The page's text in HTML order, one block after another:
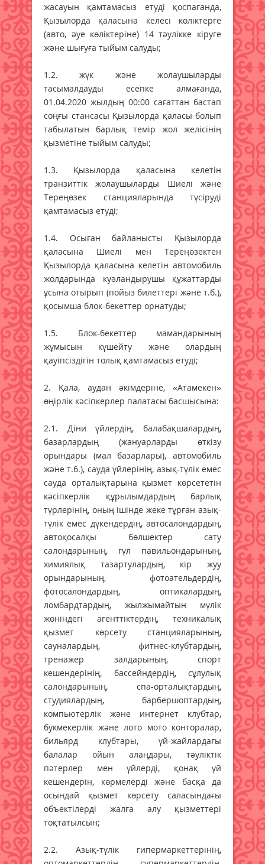
жасауын қамтамасыз етуді қоспағанда,
Қызылорда қаласына келесі көліктерге
(авто, әуе көліктеріне) 14 тәулікке кіруге
және шығуға тыйым салуды;
1.2. жүк және жолаушыларды
тасымалдауды есепке алмағанда,
01.04.2020 жылдың 00:00 сағаттан бастап
соңғы стансасы Қызылорда қаласы болып
табылатын барлық темір жол желісінің
қызметіне тыйым салуды;
1.3. Қызылорда қаласына келетін
транзиттік жолаушыларды Шиелі және
Тереңөзек станцияларында түсіруді
қамтамасыз етуді;
1.4. Осыған байланысты Қызылорда
қаласына Шиелі мен Тереңөзектен
Қызылорда қаласына келетін автомобиль
жолдарында куәландырушы құжаттарды
ұсына отырып (пойыз билеттері және т.б.),
қосымша блок-бекеттер орнатуды;
1.5. Блок-бекеттер мамандарының
жұмысын күшейту және олардың
қауіпсіздігін толық қамтамасыз етуді;
2. Қала, аудан әкімдеріне, «Атамекен»
өңірлік кәсіпкерлер палатасы басшысына:
2.1. Діни үйлердің, балабақшалардың,
базарлардың (жан­уарларды өткізу
орындары (мал базарлары), автомобиль
және т.б.), сауда үйлерінің, азық-түлік емес
сауда орталықтарына қызмет көрсететін
кәсіпкерлік құрылымдардың барлық
түрлерінің, оның ішінде жеке тұрған азық-
түлік емес дү­кендердің, автосалондардың,
автоқосалқы бөлшектер сату
салондарының, гүл павильондарының,
химиялық та­зар­тулардың, кір жуу
орындарының, фотоательдердің,
фотосалондардың, оптикалардың,
ломбардтардың, жылжымайтын мүлік
жөніндегі агенттіктердің, техникалық
қызмет көрсету станцияларының,
сауналардың, фитнес-клубтардың,
тренажер залдарының, спорт
кешендерінің, бассейндердің, сұлулық
салондарының, спа-орталықтардың,
студиялардың, барбершоптардың,
компьютерлік және интернет клубтар,
букмекерлік және лото мото конторалар,
бильярд клубтары, үй-жайлардағы
балалар ойын алаңдары, тәуліктік
пәтерлер мен үйлерді, қонақ үй
кешендерін, көрмелерді және басқа да
осындай қызмет көрсету саласындағы
объектілерді жалға алу қызметтері
тоқтатылсын;
2.2. Азық-түлік гипермаркеттерінің,